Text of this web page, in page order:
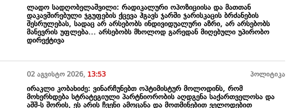
ლადო სადღობელაშვილი: რადიკალური ოპოზიციისა და მათთან
დაკავშირებული ჯგუფების ქცევა ჰგავს ჯარში ჯარისკაცის ბრძანების
შესრულებას, სადაც არ არსებობს ინდივიდუალური აზრი, არ არსებობს
მანევრის უფლება... არსებობს მხოლოდ გარედან მიღებული უპირობო
დირექტივა
02 აგვისტო 2026, 13:53 პოლიტიკა
ირაკლი კობახიძე: ვინარჩუნებთ ოპტიმისტურ მოლოდინს, რომ
მოხერხდება სტრატეგიული პარტნიორობის აღდგენა საქართველოსა და